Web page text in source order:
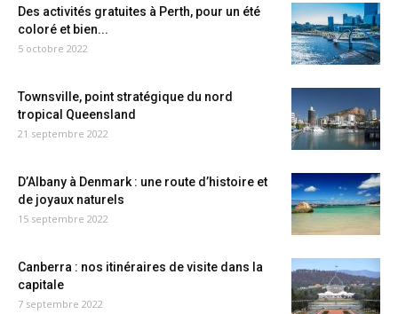
Des activités gratuites à Perth, pour un été
coloré et bien...
5 octobre 2022
Townsville, point stratégique du nord
tropical Queensland
21 septembre 2022
D’Albany à Denmark : une route d’histoire et
de joyaux naturels
15 septembre 2022
Canberra : nos itinéraires de visite dans la
capitale
7 septembre 2022